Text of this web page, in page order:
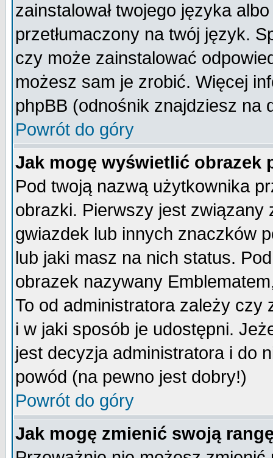
zainstalował twojego języka
przetłumaczony na twój język.
czy może zainstalować
możesz sam je zrobić. Więcej
phpBB (odnośnik znajdziesz na
Powrót do góry
Jak mogę wyświetlić obrazek
Pod twoją nazwą użytkownika
obrazki. Pierwszy jest
gwiazdek lub innych znaczków
lub jaki masz na nich status.
obrazek nazywany
To od administratora zależy czy
i w jaki sposób je udostępni.
jest decyzja administratora i do
powód (na pewno jest dobry!)
Powrót do góry
Jak mogę zmienić swoją